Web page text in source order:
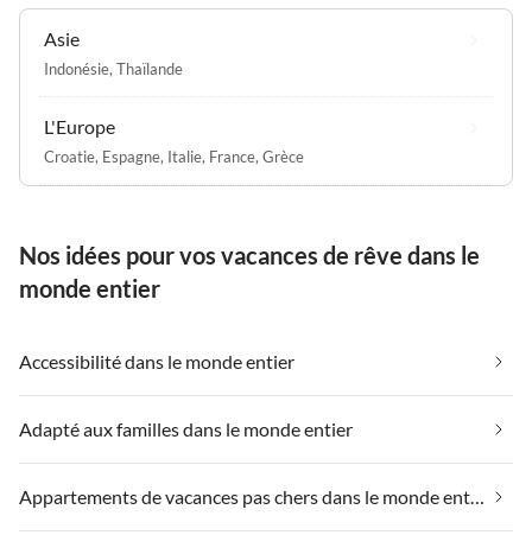
Asie
Indonésie, Thaïlande
L'Europe
Croatie, Espagne, Italie, France, Grèce
Nos idées pour vos vacances de rêve dans le
monde entier
Accessibilité dans le monde entier
Adapté aux familles dans le monde entier